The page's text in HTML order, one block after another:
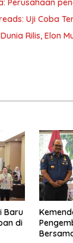
Perusahaan
Uji Coba
Rilis, Elon
Baru
di